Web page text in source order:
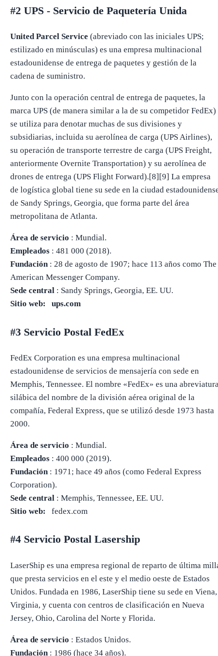
#2 UPS - Servicio de Paquetería Unida
United Parcel Service (abreviado con las iniciales UPS;
estilizado en minúsculas) es una empresa multinacional
estadounidense de entrega de paquetes y gestión de la
cadena de suministro.
Junto con la operación central de entrega de paquetes, la
marca UPS (de manera similar a la de su competidor FedEx)
se utiliza para denotar muchas de sus divisiones y
subsidiarias, incluida su aerolínea de carga (UPS Airlines),
su operación de transporte terrestre de carga (UPS Freight,
anteriormente Overnite Transportation) y su aerolínea de
drones de entrega (UPS Flight Forward).[8][9] La empresa
de logística global tiene su sede en la ciudad
de Sandy Springs, Georgia, que forma parte del área
metropolitana de Atlanta.
Área de servicio : Mundial.
Empleados: 481 000 (2018).
Fundación: 28 de agosto de 1907; hace 113 años como The
American Messenger Company.
Sede central: Sandy Springs, Georgia, EE. UU.
Sitio web: ups.com
#3 Servicio Postal FedEx
FedEx Corporation es una empresa multinacional
estadounidense de servicios de mensajería con sede en
Memphis, Tennessee. El nombre «FedEx» es una
silábica del nombre de la división aérea original de la
compañía, Federal Express, que se utilizó desde 1973 hasta
2000.
Área de servicio : Mundial.
Empleados: 400 000 (2019).
Fundación: 1971; hace 49 años (como Federal Express
Corporation).
Sede central: Memphis, Tennessee, EE. UU.
Sitio web:
fedex.com
#4 Servicio Postal Lasership
LaserShip es una empresa regional de reparto de última
que presta servicios en el este y el medio oeste de Estados
Unidos. Fundada en 1986, LaserShip tiene su sede en Viena,
Virginia, y cuenta con centros de clasificación en Nueva
Jersey, Ohio, Carolina del Norte y Florida.
Área de servicio : Estados Unidos.
Fundación: 1986 (hace 34 años).